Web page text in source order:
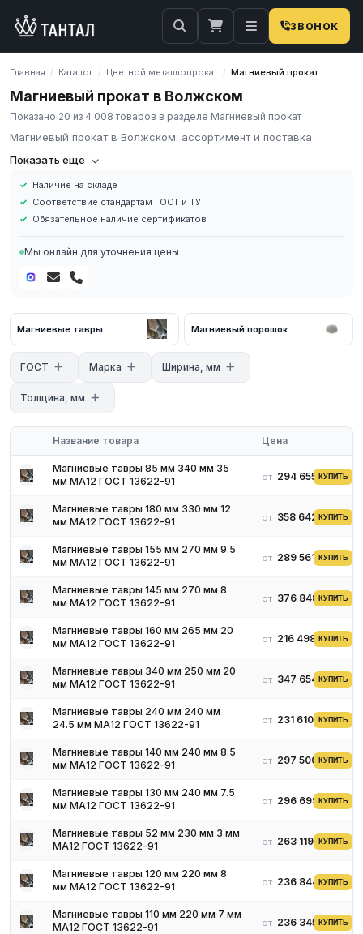
ЗВОНОК
Главная / Каталог / Цветной металлопрокат / Магниевый прокат
Магниевый прокат в Волжском
Показано 20 из 4 008 товаров в разделе Магниевый прокат
Магниевый прокат в Волжском: ассортимент и поставка
Компания «Тантал» предлагает Магниевый прокат в России. Мы
и промышленных материалов по всей России.
В нашем каталоге представлен широкий ассортимент
Магниевый прокат различных марок, размеров и типов. Все
сертификаты качества.
Наличие на складе в России
Обязательное наличие сертификатов
Доставка по региону
Для получения актуальных цен и наличия на складе свяжитесь
с нашими менеджерами. Мы предложим оптимальные условия
поставки и доставки.
Показать еще
Наличие на складе
Соответствие стандартам ГОСТ и ТУ
Обязательное наличие сертификатов
Мы онлайн для уточнения цены
Магниевые тавры Магниевый порошок
ГОСТ Марка Ширина, мм
Толщина, мм
Название товара Цена
Магниевые тавры 85 мм 340 мм 35
мм МА12 ГОСТ 13622-91
от 294 655 ₽КУПИТЬ
Магниевые тавры 180 мм 330 мм 12
мм МА12 ГОСТ 13622-91
от 358 642 ₽КУПИТЬ
Магниевые тавры 155 мм 270 мм 9.5
мм МА12 ГОСТ 13622-91
от 289 561 ₽КУПИТЬ
Магниевые тавры 145 мм 270 мм 8
мм МА12 ГОСТ 13622-91
от 376 848 ₽КУПИТЬ
Магниевые тавры 160 мм 265 мм 20
мм МА12 ГОСТ 13622-91
от 216 498 ₽КУПИТЬ
Магниевые тавры 340 мм 250 мм 20
мм МА12 ГОСТ 13622-91
от 347 654 ₽КУПИТЬ
Магниевые тавры 240 мм 240 мм
24.5 мм МА12 ГОСТ 13622-91
от 231 610 ₽КУПИТЬ
Магниевые тавры 140 мм 240 мм 8.5
мм МА12 ГОСТ 13622-91
от 297 500 ₽КУПИТЬ
Магниевые тавры 130 мм 240 мм 7.5
мм МА12 ГОСТ 13622-91
от 296 699 ₽КУПИТЬ
Магниевые тавры 52 мм 230 мм 3 мм
МА12 ГОСТ 13622-91
от 263 119 ₽КУПИТЬ
Магниевые тавры 120 мм 220 мм 8
мм МА12 ГОСТ 13622-91
от 236 844 ₽КУПИТЬ
Магниевые тавры 110 мм 220 мм 7 мм
МА12 ГОСТ 13622-91
от 236 345 ₽КУПИТЬ